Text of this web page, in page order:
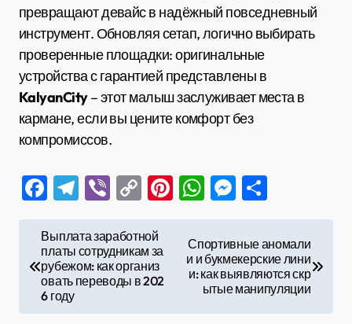
превращают девайс в надёжный повседневный
инструмент. Обновляя сетап, логично выбирать
проверенные площадки: оригинальные
устройства с гарантией представлены в
KalyanCity– этот малыш заслуживает места в
кармане, если вы цените комфорт без
компромиссов.
Facebook
Telegram
ViberCopyPinterest
WhatsApp
Выплата заработной
платы сотрудникам за
рубежом: как организ
овать переводы в 202
6 году
Спортивные аномали
и и букмекерские лини
и: как выявляются скр
ытые манипуляции